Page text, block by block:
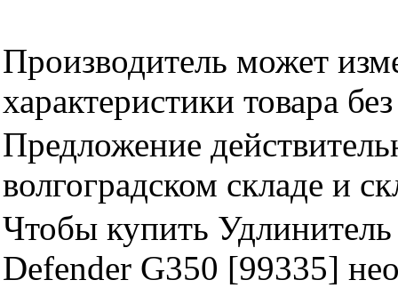
Производитель может
характеристики товара
Предложение
волгоградском складе и
Чтобы купить
Defender G350 [99335]